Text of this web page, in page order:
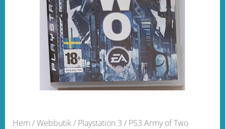
Hem /Webbutik/ Playstation 3 / PS3 Army of Two